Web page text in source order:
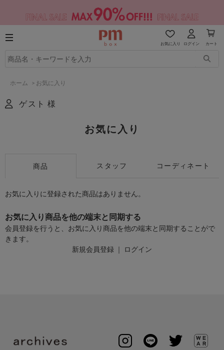
お気に入り ログイン カート
ホーム > お気に入り
ゲスト 様
お気に入り
商品 スタッフ コーディネート
お気に入りに登録された商品はありません。
お気に入り商品を他の端末と同期する
会員登録を行うと、お気に入り商品を他の端末と同期することがで
きます。
新規会員登録 ｜ ログイン